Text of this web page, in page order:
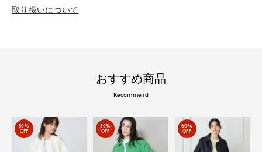
取り扱いについて
おすすめ商品
Recommend
50%
OFF
50%
OFF
60%
OFF